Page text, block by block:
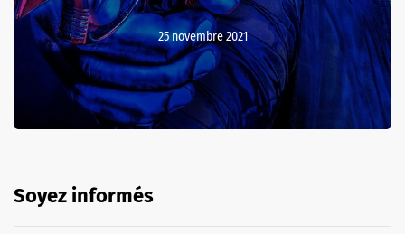
25 novembre 2021
Soyez informés